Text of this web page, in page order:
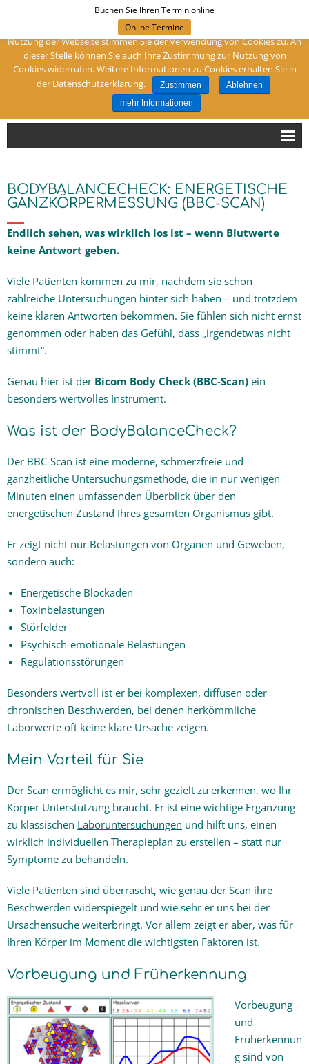
Buchen Sie Ihren Termin online
Online Termine
Ihre Heilpraktikerin in Dortmund
Naturheilpraxis Birgit Muhr
Sind Sie bei mir richtig?
Schwerpunkte
Therapien
Ganzheitlich gesunder Hund
BODYBALANCECHECK: ENERGETISCHE
GANZKÖRPERMESSUNG (BBC-SCAN)
Endlich sehen, was wirklich los ist – wenn Blutwerte
keine Antwort geben.
Viele Patienten kommen zu mir, nachdem sie schon
zahlreiche Untersuchungen hinter sich haben – und trotzdem
keine klaren Antworten bekommen. Sie fühlen sich nicht ernst
genommen oder haben das Gefühl, dass „irgendetwas nicht
stimmt“.
Genau hier ist der Bicom Body Check (BBC-Scan) ein
besonders wertvolles Instrument.
Was ist der BodyBalanceCheck?
Der BBC-Scan ist eine moderne, schmerzfreie und
ganzheitliche Untersuchungsmethode, die in nur wenigen
Minuten einen umfassenden Überblick über den
energetischen Zustand Ihres gesamten Organismus gibt.
Er zeigt nicht nur Belastungen von Organen und Geweben,
sondern auch:
Energetische Blockaden
Toxinbelastungen
Störfelder
Psychisch-emotionale Belastungen
Regulationsstörungen
Besonders wertvoll ist er bei komplexen, diffusen oder
chronischen Beschwerden, bei denen herkömmliche
Laborwerte oft keine klare Ursache zeigen.
Mein Vorteil für Sie
Der Scan ermöglicht es mir, sehr gezielt zu erkennen, wo Ihr
Körper Unterstützung braucht. Er ist eine wichtige Ergänzung
zu klassischen Laboruntersuchungen und hilft uns, einen
wirklich individuellen Therapieplan zu erstellen – statt nur
Symptome zu behandeln.
Viele Patienten sind überrascht, wie genau der Scan ihre
Beschwerden widerspiegelt und wie sehr er uns bei der
Ursachensuche weiterbringt. Vor allem zeigt er aber, was für
Ihren Körper im Moment die wichtigsten Faktoren ist.
Vorbeugung und Früherkennung
Vorbeugung
und
Früherkennun
g sind von
Um meine Webseite für Sie optimal zu gestalten und fortlaufend
verbessern zu können, verwende ich Cookies. Durch die weitere
Nutzung der Webseite stimmen Sie der Verwendung von Cookies zu. An
dieser Stelle können Sie auch Ihre Zustimmung zur Nutzung von
Cookies widerrufen. Weitere Informationen zu Cookies erhalten Sie in
der Datenschutzerklärung.
Zustimmen
Ablehnen
mehr Informationen